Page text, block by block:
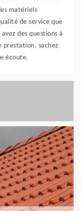
matériels
de service que
des questions à
prestation, sachez
écoute.